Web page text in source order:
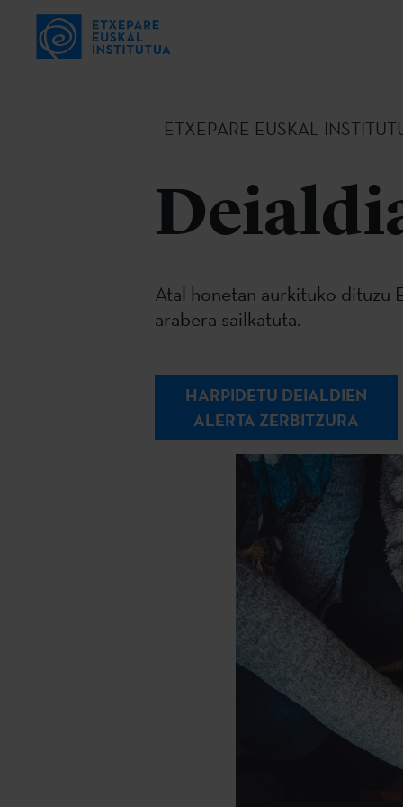
ETXEPARE EUSKAL
Atal honetan aurkituko dituzu
arabera sailkatuta.
HARPIDETU DEIALDIEN
ALERTA ZERBITZURA